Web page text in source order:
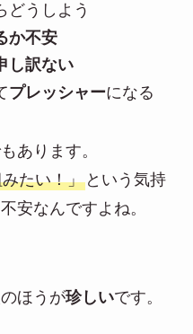
どうしよう
か不安
し訳ない
プレッシャーになる
あります。
たい！」という気持
安なんですよね。
ほうが珍しいです。